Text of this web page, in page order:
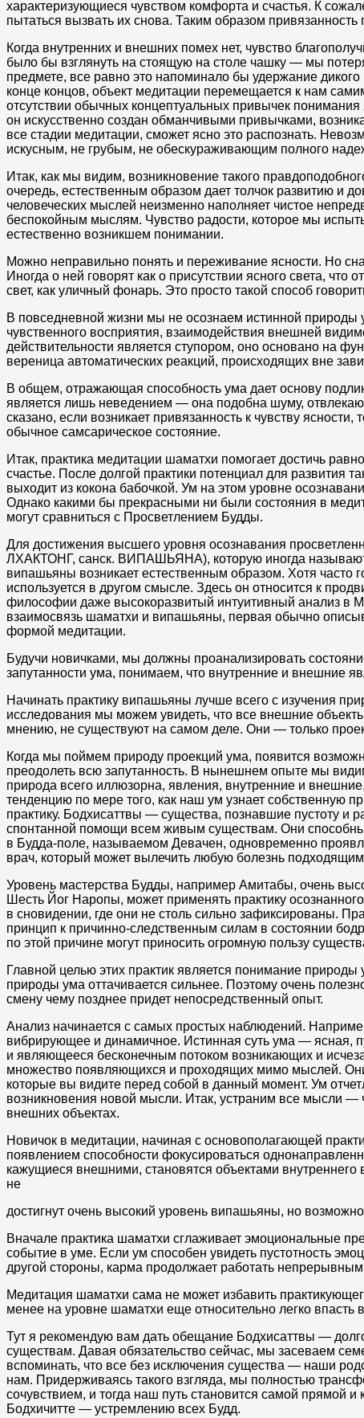
характеризующиеся чувством комфорта и счастья. К
пытаться вызвать их снова. Таким образом
Когда внутренних и внешних помех нет, чувство
было бы взглянуть на стоящую на столе чашку — мы
предмете, все равно это напоминало бы удержание
конце концов, объект медитации перемещается к нам
отсутствии обычных концептуальных привычек
он искусственно создан обманчивыми привычками,
все стадии медитации, сможет ясно это распознать.
искусным, не грубым, не обескураживающим полного
Итак, как мы видим, возникновение такого
очередь, естественным образом дает толчок развитию и
человеческих мыслей неизменно наполняет чистое
беспокойным мыслям. Чувство радости, которое мы
естественно возникшем понимании.
Можно неправильно понять и переживание ясности. Но
Иногда о ней говорят как о присутствии ясного света,
свет, как уличный фонарь. Это просто такой способ
В повседневной жизни мы не осознаем истинной
чувственного восприятия, взаимодействия внешней
действительности является ступором, оно основано на
вереница автоматических реакций, происходящих вне
В общем, отражающая способность ума дает основу
является лишь неведением — она подобна шуму,
сказано, если возникает привязанность к чувству
обычное самсарическое состояние.
Итак, практика медитации шаматхи помогает достичь
счастье. После долгой практики потенциал для развития
выходит из кокона бабочкой. Ум на этом уровне
Однако какими бы прекрасными ни были состояния в
могут сравниться с Просветлением Будды.
Для достижения высшего уровня осознавания
ЛХАКТОНГ, санск. ВИПАШЬЯНА), которую иногда называют
випашьяны возникает естественным образом. Хотя часто
используется в другом смысле. Здесь он относится к
философии даже высокоразвитый интуитивный анализ в
взаимосвязь шаматхи и випашьяны, первая обычно
формой медитации.
Будучи новичками, мы должны проанализировать
запутанности ума, понимаем, что внутренние и внешние
Начинать практику випашьяны лучше всего с изучения
исследования мы можем увидеть, что все внешние
мнению, не существуют на самом деле. Они — только
Когда мы поймем природу проекций ума, появится
преодолеть всю запутанность. В нынешнем опыте мы
природа всего иллюзорна, явления, внутренние и
тенденцию по мере того, как наш ум узнает собственную
практику. Бодхисаттвы — существа, познавшие пустоту
спонтанной помощи всем живым существам. Они
в Будда-поле, называемом Девачен, одновременно
врач, который может вылечить любую болезнь
Уровень мастерства Будды, например Амитабы, очень
Шесть Йог Наропы, может применять практику
в сновидении, где они не столь сильно зафиксированы.
принцип к причинно-следственным силам в состоянии
по этой причине могут приносить огромную пользу
Главной целью этих практик является понимание
природы ума оттачивается сильнее. Поэтому очень
смену чему позднее придет непосредственный опыт.
Анализ начинается с самых простых наблюдений.
вибрирующее и динамичное. Истинная суть ума — ясная,
и являющееся бесконечным потоком возникающих и
множество появляющихся и проходящих мимо мыслей.
которые вы видите перед собой в данный момент. Ум
возникновения новой мысли. Итак, устраним все мысли —
внешних объектах.
Новичок в медитации, начиная с основополагающей
появлением способности фокусироваться
кажущиеся внешними, становятся объектами
не
достигнут очень высокий уровень випашьяны, но
Вначале практика шаматхи сглаживает эмоциональные
событие в уме. Если ум способен увидеть пустотность
другой стороны, карма продолжает работать
Медитация шаматхи сама не может избавить
менее на уровне шаматхи еще относительно легко впасть
Тут я рекомендую вам дать обещание Бодхисаттвы —
существам. Давая обязательство сейчас, мы засеваем
вспоминать, что все без исключения существа — наши
нам. Придерживаясь такого взгляда, мы полностью
сочувствием, и тогда наш путь становится самой прямой
Бодхичитте — устремлению всех Будд.